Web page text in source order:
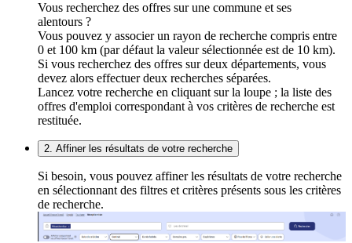
Vous recherchez des offres sur une commune et ses
alentours ?
Vous pouvez y associer un rayon de recherche compris entre
0 et 100 km (par défaut la valeur sélectionnée est de 10 km).
Si vous recherchez des offres sur deux départements, vous
devez alors effectuer deux recherches séparées.
Lancez votre recherche en cliquant sur la loupe ; la liste des
offres d'emploi correspondant à vos critères de recherche est
restituée.
2. Affiner les résultats de votre recherche
Si besoin, vous pouvez affiner les résultats de votre recherche
en sélectionnant des filtres et critères présents sous les critères
de recherche.